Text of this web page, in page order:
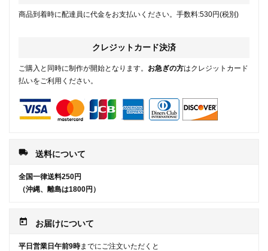
商品到着時に配達員に代金をお支払いください。手数料:530円(税別)
クレジットカード決済
ご購入と同時に制作が開始となります。 お急ぎの方はクレジットカード
払いをご利用ください。
local_shipping 送料について
全国一律送料250円
（沖縄、離島は1800円）
today お届けについて
平日営業日午前9時までにご注文いただくと